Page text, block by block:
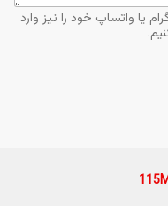
یا واتساپ خود را نیز وارد